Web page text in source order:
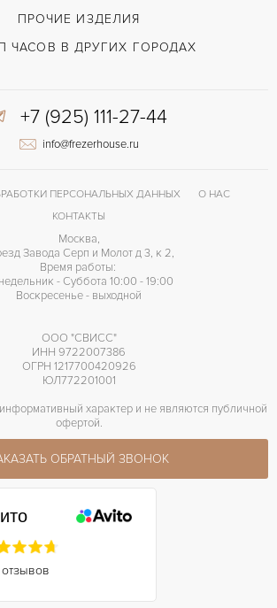
Прозрачная задняя крышка
ПРОЧИЕ ИЗДЕЛИЯ
ЧАСОВ В ДРУГИХ ГОРОДАХ
+7 (925) 111-27-44
info@frezerhouse.ru
ПЕРСОНАЛЬНЫХ ДАННЫХ
О НАС
КОНТАКТЫ
Москва,
Завода Серп и Молот д 3, к 2,
Время работы:
- Суббота 10:00 - 19:00
Воскресенье - выходной
ООО "СВИСС"
ИНН 9722007386
ОГРН 1217700420926
ЮЛ772201001
характер и не являются публичной
офертой.
ОБРАТНЫЙ ЗВОНОК
отзывов